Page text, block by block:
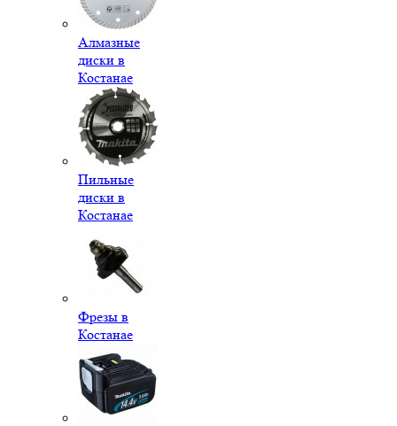
Алмазные
диски в
Костанае
Пильные
диски в
Костанае
Фрезы в
Костанае